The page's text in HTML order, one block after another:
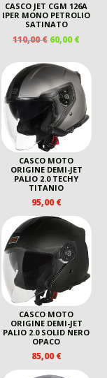
€.
CASCO JET CGM 126A
IPER MONO PETROLIO
SATINATO
110,00€ IL
ORIGINALE
ERA:
110,00 €.
60,00€IL
È:
60,00
€.
CASCO MOTO
ORIGINE DEMI-JET
PALIO 2.0 TECHY
TITANIO
95,00€
CASCO MOTO
ORIGINE DEMI-JET
PALIO 2.0 SOLID NERO
OPACO
85,00€